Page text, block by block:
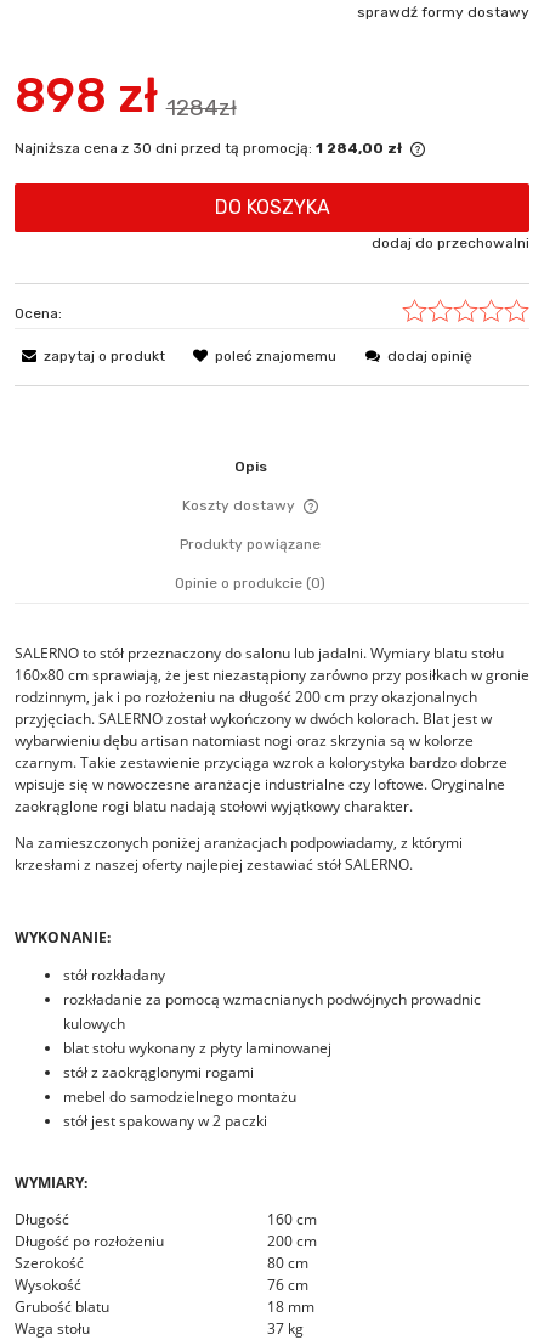
CENA NIE ZAWIERA EWENTUALNYCH KOSZTÓW PŁATNOŚCI
sprawdź formy dostawy
898 zł 1284zł
Najniższa cena z 30 dni przed tą promocją: 1 284,00 zł
się w
DO KOSZYKA
dodaj do przechowalni
Ocena:
zapytaj o produkt poleć znajomemu dodaj opinię
Opis
Koszty dostawy
Produkty powiązane
Opinie o produkcie (0)
SALERNO to stół przeznaczony do salonu lub jadalni. Wymiary blatu stołu
160x80 cm sprawiają, że jest niezastąpiony zarówno przy posiłkach w gronie
rodzinnym, jak i po rozłożeniu na długość 200 cm przy okazjonalnych
przyjęciach. SALERNO został wykończony w dwóch kolorach. Blat jest w
wybarwieniu dębu artisan natomiast nogi oraz skrzynia są w kolorze
czarnym. Takie zestawienie przyciąga wzrok a kolorystyka bardzo dobrze
wpisuje się w nowoczesne aranżacje industrialne czy loftowe. Oryginalne
zaokrąglone rogi blatu nadają stołowi wyjątkowy charakter.
Na zamieszczonych poniżej aranżacjach podpowiadamy, z którymi
krzesłami z naszej oferty najlepiej zestawiać stół SALERNO.
WYKONANIE:
stół rozkładany
rozkładanie za pomocą wzmacnianych podwójnych prowadnic
kulowych
blat stołu wykonany z płyty laminowanej
stół z zaokrąglonymi rogami
mebel do samodzielnego montażu
stół jest spakowany w 2 paczki
WYMIARY:
Długość
160 cm
Długość po rozłożeniu
200 cm
Szerokość
80 cm
Wysokość
76 cm
Grubość blatu
18 mm
Waga stołu
37 kg